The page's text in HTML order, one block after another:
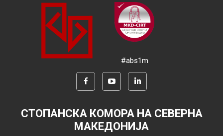
#abs1m
СТОПАНСКА КОМОРА НА СЕВЕРНА
МАКЕДОНИЈА